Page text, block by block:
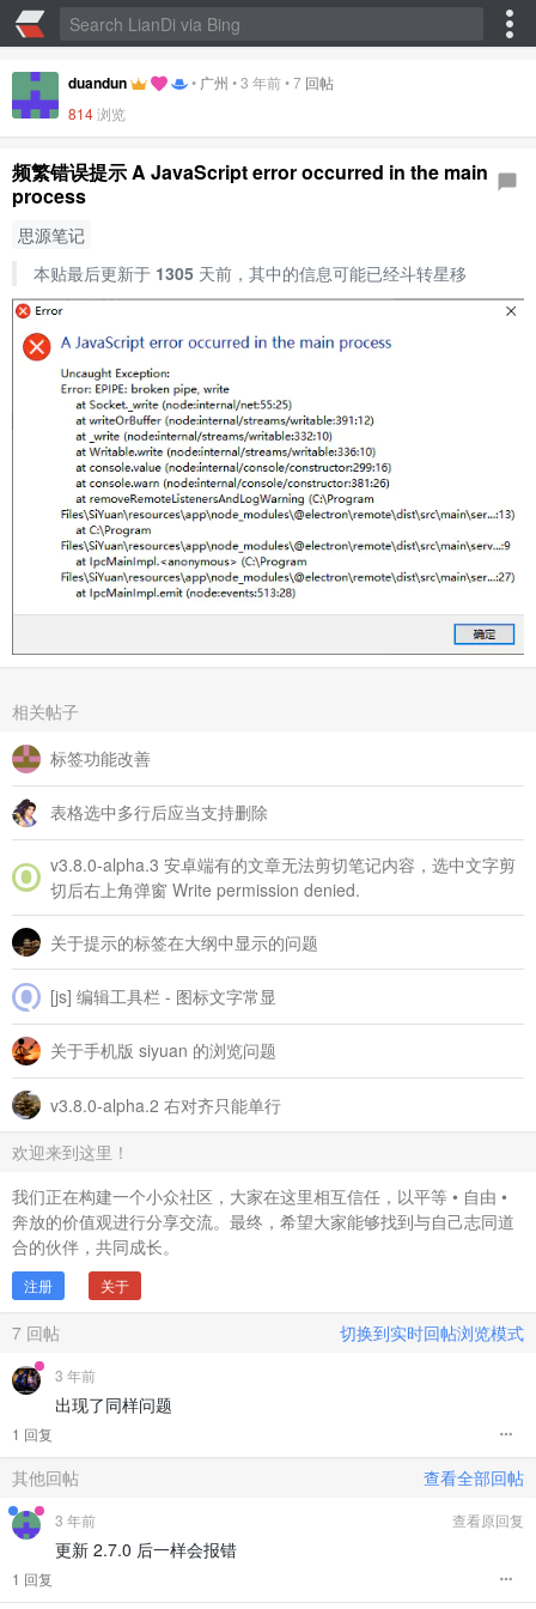
duandun • 广州 •3 年前•7 回帖
814浏览
频繁错误提示 A JavaScript error occurred in the main
process
思源笔记
本贴最后更新于 1305天前，其中的信息可能已经斗转星移
相关帖子
标签功能改善
表格选中多行后应当支持删除
v3.8.0‑alpha.3 安卓端有的文章无法剪切笔记内容，选中文字剪
切后右上角弹窗 Write permission denied.
关于提示的标签在大纲中显示的问题
[js] 编辑工具栏 - 图标文字常显
关于手机版 siyuan 的浏览问题
v3.8.0-alpha.2 右对齐只能单行
欢迎来到这里！
我们正在构建一个小众社区，大家在这里相互信任，以平等 • 自由 •
奔放的价值观进行分享交流。最终，希望大家能够找到与自己志同道
合的伙伴，共同成长。
注册 关于
7 回帖 切换到实时回帖浏览模式
3 年前
出现了同样问题
1 回复
其他回帖 查看全部回帖
3 年前 查看原回复
更新 2.7.0 后一样会报错
1 回复